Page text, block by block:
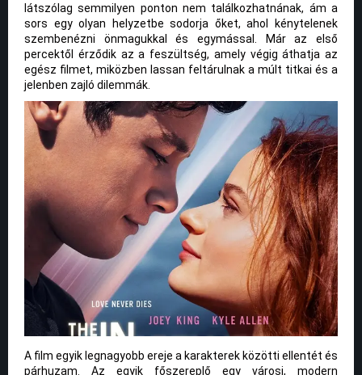
látszólag semmilyen ponton nem találkozhatnának, ám a
sors egy olyan helyzetbe sodorja őket, ahol kénytelenek
szembenézni önmagukkal és egymással. Már az első
percektől érződik az a feszültség, amely végig áthatja az
egész filmet, miközben lassan feltárulnak a múlt titkai és a
jelenben zajló dilemmák.
A film egyik legnagyobb ereje a karakterek közötti ellentét és
párhuzam. Az egyik főszereplő egy városi, modern